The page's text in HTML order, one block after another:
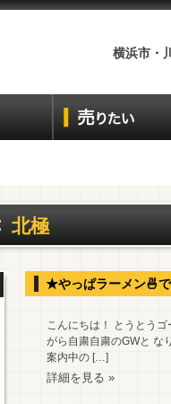
横浜市・
北極
★やっぱラーメン🍜
こんにちは！ とうとう
がら自粛自粛のGWと な
案内中の […]
詳細を見る »